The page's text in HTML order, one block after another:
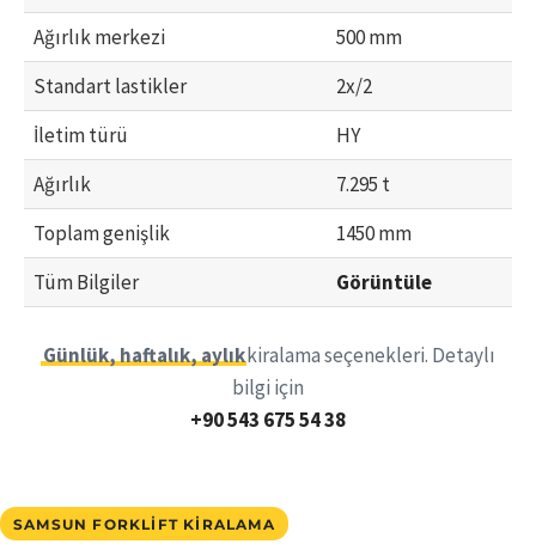
Ağırlık merkezi
500 mm
Standart lastikler
2x/2
İletim türü
HY
Ağırlık
7.295 t
Toplam genişlik
1450 mm
Tüm Bilgiler
Görüntüle
Günlük, haftalık, aylıkkiralama seçenekleri. Detaylı
bilgi için
+90 543 675 54 38
SAMSUN FORKLIFT KIRALAMA